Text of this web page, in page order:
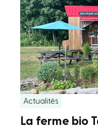
Actualités
La ferme bio